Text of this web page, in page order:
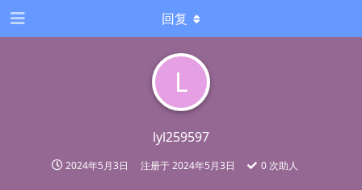
L
lyl259597
2024年5月3日 注册于2024年5月3日 0 次助人
回复